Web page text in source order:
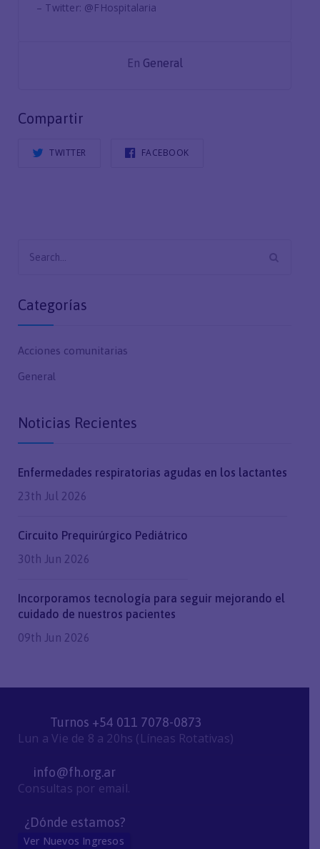
– Twitter: @FHospitalaria
En General
Compartir
TWITTER FACEBOOK
for:
Categorías
Acciones comunitarias
General
Noticias Recientes
Enfermedades respiratorias agudas en los lactantes
23th Jul 2026
Circuito Prequirúrgico Pediátrico
30th Jun 2026
Incorporamos tecnología para seguir mejorando el
cuidado de nuestros pacientes
09th Jun 2026
Turnos +54 011 7078-0873
Lun a Vie de 8 a 20hs (Líneas Rotativas)
info@fh.org.ar
Consultas por email.
¿Dónde estamos?
Ver Nuevos Ingresos